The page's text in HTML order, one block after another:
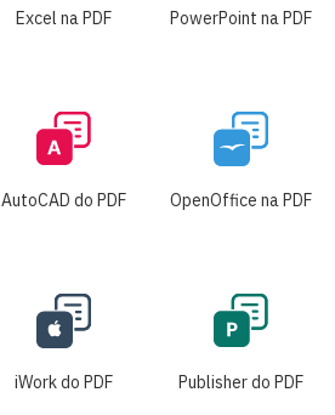
Excel na PDF PowerPoint na PDF
AutoCAD do PDF OpenOffice na PDF
iWork do PDF Publisher do PDF